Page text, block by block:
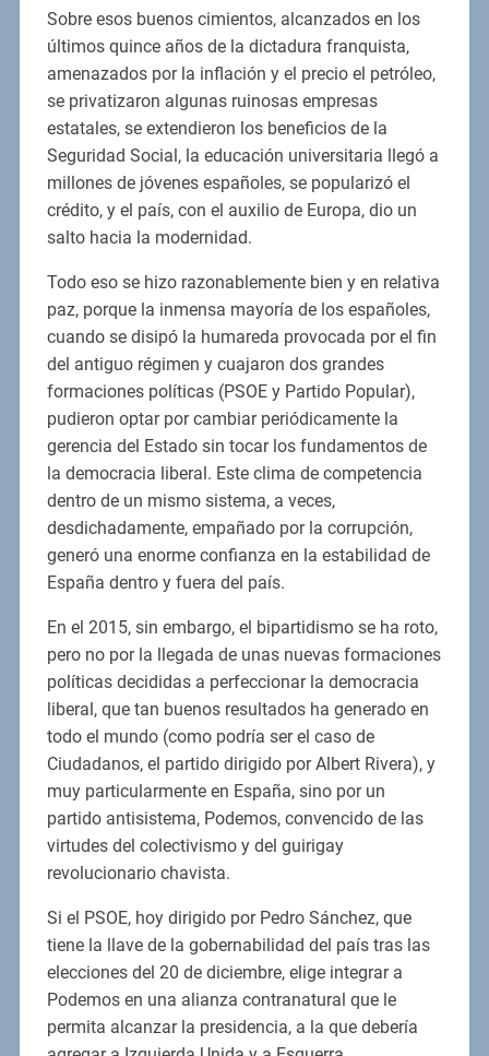
Sobre esos buenos cimientos, alcanzados en los
últimos quince años de la dictadura franquista,
amenazados por la inflación y el precio el petróleo,
se privatizaron algunas ruinosas empresas
estatales, se extendieron los beneficios de la
Seguridad Social, la educación universitaria llegó a
millones de jóvenes españoles, se popularizó el
crédito, y el país, con el auxilio de Europa, dio un
salto hacia la modernidad.
Todo eso se hizo razonablemente bien y en relativa
paz, porque la inmensa mayoría de los españoles,
cuando se disipó la humareda provocada por el fin
del antiguo régimen y cuajaron dos grandes
formaciones políticas (PSOE y Partido Popular),
pudieron optar por cambiar periódicamente la
gerencia del Estado sin tocar los fundamentos de
la democracia liberal. Este clima de competencia
dentro de un mismo sistema, a veces,
desdichadamente, empañado por la corrupción,
generó una enorme confianza en la estabilidad de
España dentro y fuera del país.
En el 2015, sin embargo, el bipartidismo se ha roto,
pero no por la llegada de unas nuevas formaciones
políticas decididas a perfeccionar la democracia
liberal, que tan buenos resultados ha generado en
todo el mundo (como podría ser el caso de
Ciudadanos, el partido dirigido por Albert Rivera), y
muy particularmente en España, sino por un
partido antisistema, Podemos, convencido de las
virtudes del colectivismo y del guirigay
revolucionario chavista.
Si el PSOE, hoy dirigido por Pedro Sánchez, que
tiene la llave de la gobernabilidad del país tras las
elecciones del 20 de diciembre, elige integrar a
Podemos en una alianza contranatural que le
permita alcanzar la presidencia, a la que debería